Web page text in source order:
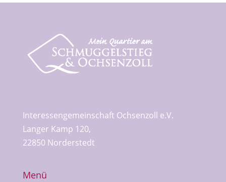
Interessengemeinschaft Ochsenzoll e.V.
Langer Kamp 120,
22850 Norderstedt
Menü